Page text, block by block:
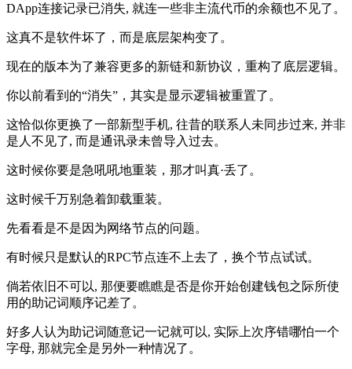
DApp连接记录已消失, 就连一些非主流代币的余额也不见了。
这真不是软件坏了，而是底层架构变了。
现在的版本为了兼容更多的新链和新协议，重构了底层逻辑。
你以前看到的“消失”，其实是显示逻辑被重置了。
这恰似你更换了一部新型手机, 往昔的联系人未同步过来, 并非
是人不见了, 而是通讯录未曾导入过去。
这时候你要是急吼吼地重装，那才叫真·丢了。
这时候千万别急着卸载重装。
先看看是不是因为网络节点的问题。
有时候只是默认的RPC节点连不上去了，换个节点试试。
倘若依旧不可以, 那便要瞧瞧是否是你开始创建钱包之际所使
用的助记词顺序记差了。
好多人认为助记词随意记一记就可以, 实际上次序错哪怕一个
字母, 那就完全是另外一种情况了。